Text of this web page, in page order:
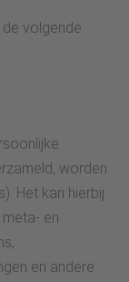
volgende
worden
Het kan hierbij
en
en andere